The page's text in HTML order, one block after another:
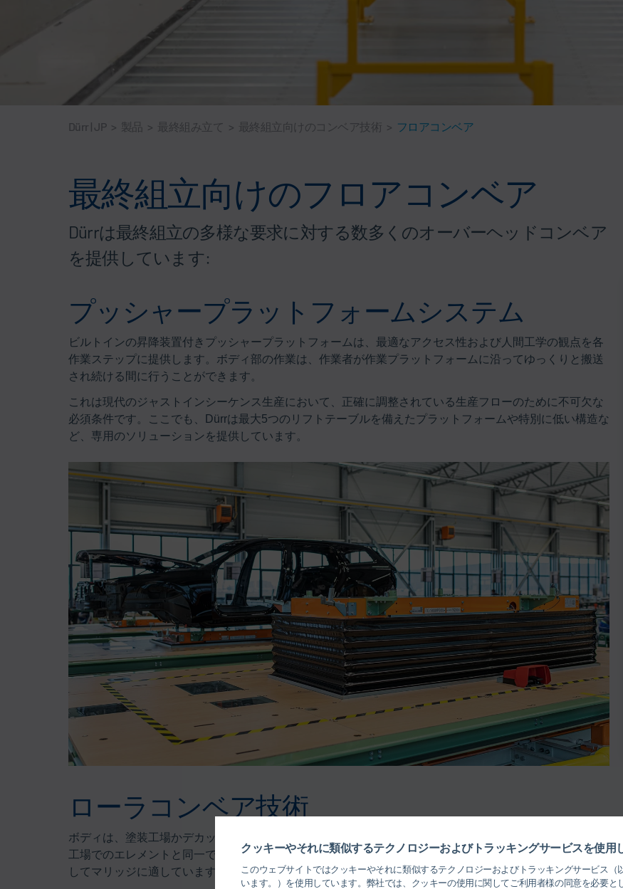
クッキーやそれに類似するテクノロジーおよびトラッキングサービスを使用
このウェブサイトではクッキーやそれに類似するテクノロジーおよびトラッキングサービス（
います。）を使用しています。弊社では、クッキーの使用に関してご利用者様の同意を必要と
Dürr | JP > 製品 > 最終組み立て > 最終組立向けのコンベア技術 > フロアコンベア
最終組立向けのフロアコンベア
Dürrは最終組立の多様な要求に対する数多くのオーバーヘッドコンベア
を提供しています:
プッシャープラットフォームシステム
ビルトインの昇降装置付きプッシャープラットフォームは、最適なアクセス性および人間工学の観点を各
作業ステップに提供します。ボディ部の作業は、作業者が作業プラットフォームに沿ってゆっくりと搬送
され続ける間に行うことができます。
これは現代のジャストインシーケンス生産において、正確に調整されている生産フローのために不可欠な
必須条件です。ここでも、Dürrは最大5つのリフトテーブルを備えたプラットフォームや特別に低い構造な
ど、専用のソリューションを提供しています。
ローラコンベア技術
ボディは、塗装工場かデカップリングバッファーから接続のためローラコンベア上で搬送されます。塗装
工場でのエレメントと同一です。ローラコンベア技術は、最終組立内のスキッド搬送、事前組み立て、そ
してマリッジに適しています。